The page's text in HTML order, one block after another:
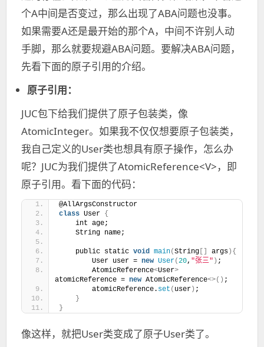
个A中间是否变过，那么出现了ABA问题也没事。
如果需要A还是最开始的那个A，中间不许别人动
手脚，那么就要规避ABA问题。要解决ABA问题，
先看下面的原子引用的介绍。
原子引用：
JUC包下给我们提供了原子包装类，像
AtomicInteger。如果我不仅仅想要原子包装类，
我自己定义的User类也想具有原子操作，怎么办
呢？JUC为我们提供了AtomicReference<V>，即
原子引用。看下面的代码：
@AllArgsConstructor
class User {
    int age;
    String name;
    public static
void main(String args ){
        User user =
new User(20, "张三" ) ;
        AtomicReference
<User>
atomicReference = new AtomicReference<>() ;
        atomicReference.
set ( user ) ;
}
}
像这样，就把User类变成了原子User类了。